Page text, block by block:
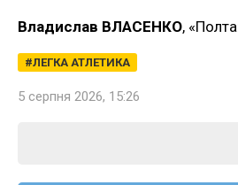
Владислав ВЛАСЕНКО,
ЛЕГКА АТЛЕТИКА
5 серпня 2026, 15:26